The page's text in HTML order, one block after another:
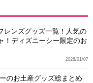
レンズグッズ一覧！人気の
！ディズニーシー限定のお
2026/01/07
のお土産グッズ総まとめ